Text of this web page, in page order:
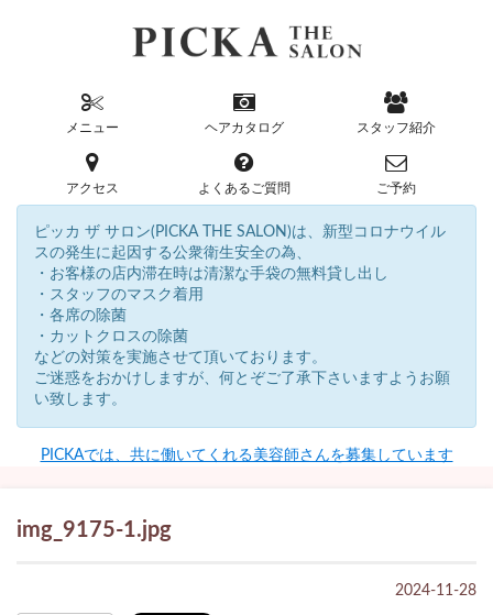
メニュー ヘアカタログ スタッフ紹介
アクセス よくあるご質問 ご予約
ピッカ ザ サロン(PICKA THE SALON)は、新型コロナウイル
スの発生に起因する公衆衛生安全の為、
・お客様の店内滞在時は清潔な手袋の無料貸し出し
・スタッフのマスク着用
・各席の除菌
・カットクロスの除菌
などの対策を実施させて頂いております。
ご迷惑をおかけしますが、何とぞご了承下さいますようお願
い致します。
PICKAでは、共に働いてくれる美容師さんを募集しています
img_9175-1.jpg
2024-11-28